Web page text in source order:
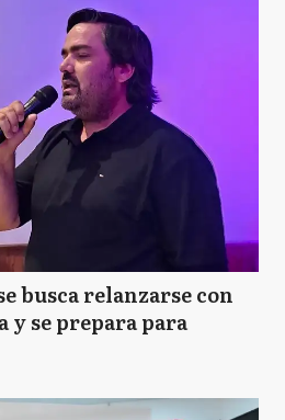
busca relanzarse con
y se prepara para